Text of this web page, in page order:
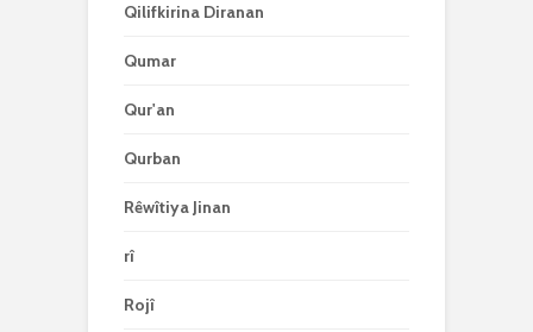
Qilifkirina Diranan
Qumar
Qur'an
Qurban
Rêwîtiya Jinan
rî
Rojî